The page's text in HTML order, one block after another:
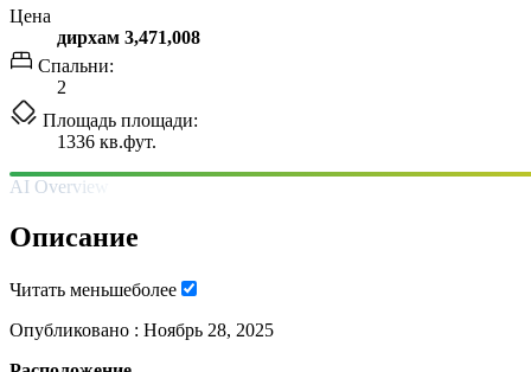
Цена
дирхам 3,471,008
Спальни:
2
Площадь площади:
1336 кв.фут.
AI Overview
Описание
Читать меньшеболее
Опубликовано : Ноябрь 28, 2025